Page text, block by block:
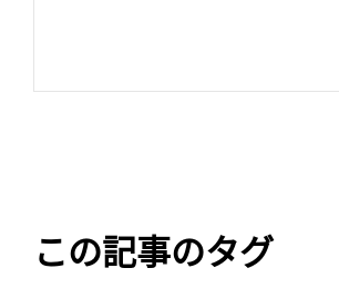
この記事のタグ